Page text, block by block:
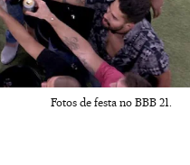
Fotos de festa no BBB 21.